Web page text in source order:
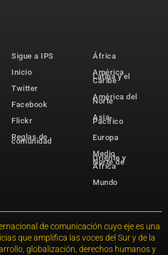
Sigue a IPS
Inicio
Twitter
Facebook
Flickr
Reglas de
comunidad
África
América
Latina y el
Caribe
América del
Norte
Asia-
Pacífico
Europa
Medio
Oriente y
Norte de
África
Mundo
de comunicación cuyo eje es una
que amplifica las voces del Sur y de la
globalización, derechos humanos y